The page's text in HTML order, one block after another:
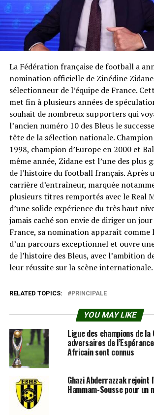
La Fédération française de football a
nomination officielle de Zinédine
sélectionneur de l’équipe de France.
met fin à plusieurs années de
souhait de nombreux supporters qui
l’ancien numéro 10 des Bleus le
tête de la sélection nationale.
1998, champion d’Europe en 2000 et
même année, Zidane est l’une des plus
de l’histoire du football français. Après
carrière d’entraîneur, marquée
plusieurs titres remportés avec le Real
d’une solide expérience du très haut
jamais caché son envie de diriger un jour
France, sa nomination apparaît comme
d’un parcours exceptionnel et ouvre
de l’histoire des Bleus, avec l’ambition
leur réussite sur la scène internationale.
RELATED TOPICS: PRINCIPALE
YOU MAY LIKE
Ligue des champions de la
adversaires de
Africain sont connus
Ghazi Abderrazzak rejoint
Hammam-Sousse pour un